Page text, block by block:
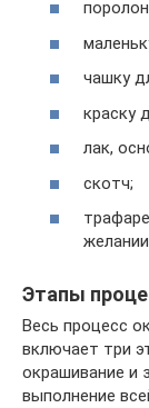
чашку
краску
лак,
скотч;
Этапы
Весь процесс
включает три
окрашивание и
выполнение